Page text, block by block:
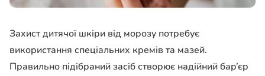
Захист дитячої шкіри від морозу потребує
використання спеціальних кремів та мазей.
Правильно підібраний засіб створює надійний бар’єр